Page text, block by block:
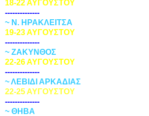
18-22 ΑΥΓΟΥΣΤΟΥ
--------------
~ Ν. ΗΡΑΚΛΕΙΤΣΑ
19-23 ΑΥΓΟΥΣΤΟΥ
--------------
~ ΖΑΚΥΝΘΟΣ
22-26 ΑΥΓΟΥΣΤΟΥ
--------------
~ ΛΕΒΙΔΙ ΑΡΚΑΔΙΑΣ
22-25 ΑΥΓΟΥΣΤΟΥ
--------------
~ ΘΗΒΑ